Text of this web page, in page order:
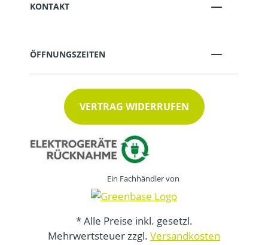
KONTAKT
ÖFFNUNGSZEITEN
VERTRAG WIDERRUFEN
Ein Fachhändler von
* Alle Preise inkl. gesetzl.
Mehrwertsteuer zzgl. Versandkosten